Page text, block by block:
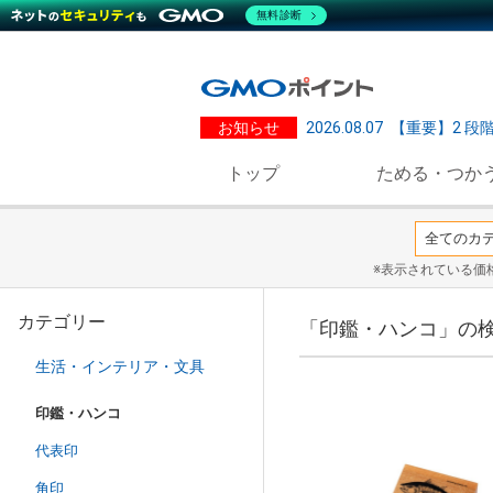
お知らせ 2026.08.07 【重要】2 段
トップ ためる・つか
※表示されている価
カテゴリー
生活・インテリア・文具
印鑑・ハンコ
代表印
角印
「印鑑・ハンコ」の
無料診断